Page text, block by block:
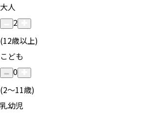
大人
2
(12歳以上)
こども
0
(2〜11歳)
乳幼児